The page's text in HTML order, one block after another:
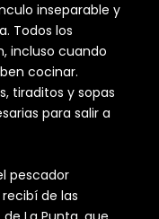
inseparable y
Todos los
incluso cuando
cocinar.
tiraditos y sopas
para salir a
pescador
de las